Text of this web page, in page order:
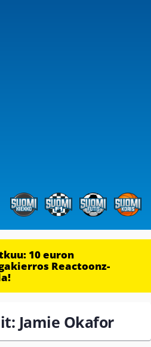
10 euron
Reactoonz-
Jamie Okafor